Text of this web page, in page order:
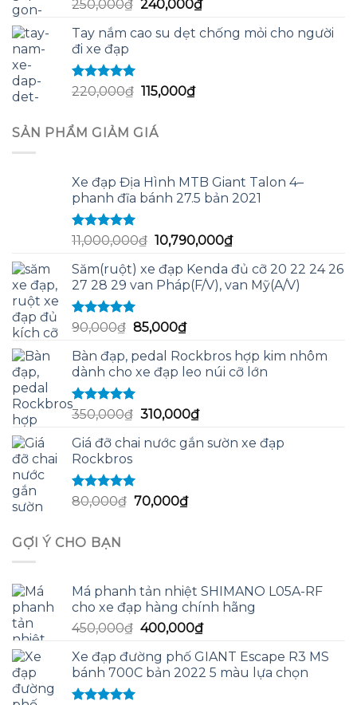
Được xếp
hạng
sao
250,000₫ Giá
là:
240,000₫Giá
tại
Tay nắm cao su dẹt chống mỏi cho người
đi xe đạp
Được xếp
hạng
220,000₫ Giá
là:
220,000₫.
115,000₫Giá
SẢN PHẨM GIẢM GIÁ
Xe đạp Địa Hình MTB Giant Talon 4–
phanh đĩa bánh 27.5 bản 2021
Được xếp
hạng
5.00
sao
11,000,000₫ Giá
là:
11,000,000₫.
10,790,000₫Giá
tại
là:
Săm(ruột) xe đạp Kenda đủ cỡ 20 22 24 26
27 28 29 van Pháp(F/V), van Mỹ(A/V)
Được xếp
hạng
sao
90,000₫ Giá
là:
90,000₫.
85,000₫Giá
tại
là:
Bàn đạp, pedal Rockbros hợp kim nhôm
dành cho xe đạp leo núi cỡ lớn
Được xếp
hạng
sao
350,000₫ Giá
là:
310,000₫Giá
tại
Giá đỡ chai nước gắn sườn xe đạp
Rockbros
Được xếp
hạng
80,000₫ Giá
70,000₫Giá
GỢI Ý CHO BẠN
Má phanh tản nhiệt SHIMANO L05A-RF
cho xe đạp hàng chính hãng
450,000₫ Giá
là:
450,000₫.
400,000₫Giá
tại
là:
Xe đạp đường phố GIANT Escape R3 MS
bánh 700C bản 2022 5 màu lựa chọn